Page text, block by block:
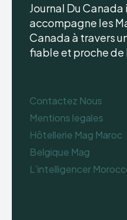
Journal Du
accompagne les
Canada à travers
fiable et proche
Contactez Nous
Mentions legales
Hôtellerie Mag Maroc
Belgique Mag
L’intelligencer